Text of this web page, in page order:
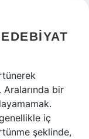
bir
iç
şeklinde,